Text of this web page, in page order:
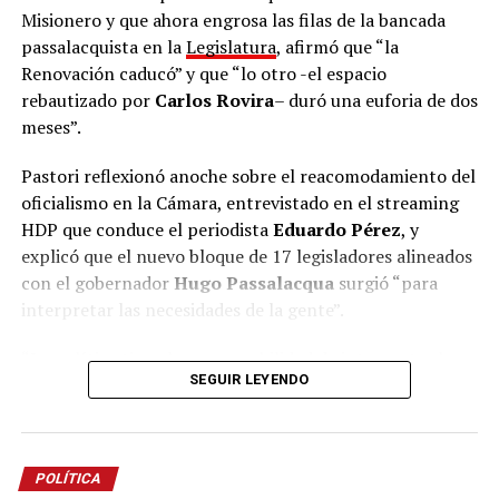
De cara al proceso electoral, el presidente del partido
fue tajante sobre los adversarios locales: “La mona,
aunque se vista de seda, mona queda. Van a ponerse el
nombre que quieran, a cambiarse de nombre, pero
representan lo mismo. Nosotros somos lo opuesto,
responsabilidad de construir una alternativa clara que
represente el cambio”.
La Escuela de Dirigentes continuará con un ciclo de
capacitaciones orientadas a dotar de herramientas a
los futuros concejales, intendentes y equipos de
Misionero y que ahora engrosa las filas de la bancada
passalacquista en laLegislatura, afirmó que “la
Renovación caducó” y que “lo otro -el espacio
rebautizado por Carlos Rovira– duró una euforia de dos
meses”.
Pastori reflexionó anoche sobre el reacomodamiento del
oficialismo en la Cámara, entrevistado en el streaming
HDP que conduce el periodistaEduardo Pérez, y
explicó que el nuevo bloque de 17 legisladores alineados
con el gobernadorHugo Passalacquasurgió “para
interpretar las necesidades de la gente”.
“La política tiene la responsabilidad de interpretar la
necesidad de la gente y transformarla en soluciones”,
pierde esa capacidad de interpretar lo que necesita la
gente, la única obligación que tiene es cambiar de
política”.
SEGUIR LEYENDO
POLÍTICA